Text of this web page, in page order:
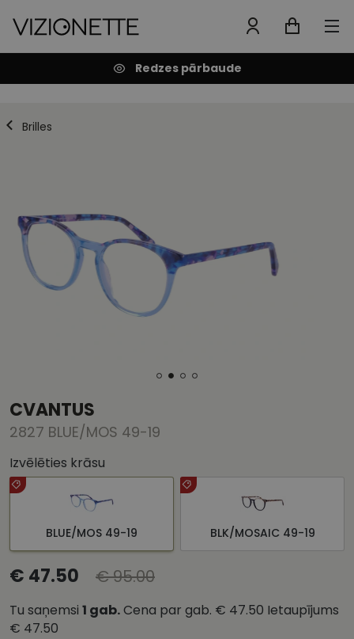
Redzes pārbaude
Brilles
CVANTUS
2827 BLUE/MOS 49-19
Izvēlēties krāsu
BLUE/MOS 49-19 BLK/MOSAIC 49-19
€ 47.50 € 95.00
Tu saņemsi 1 gab.Cena par gab. € 47.50 Ietaupījums
€ 47.50